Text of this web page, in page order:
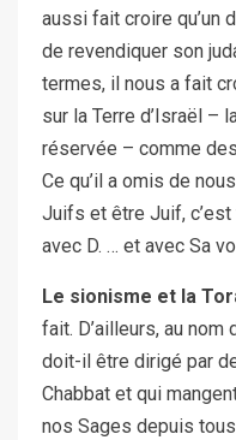
aussi fait croire qu’un
de revendiquer son
termes, il nous a fait
sur la Terre d’Israël –
réservée – comme
Ce qu’il a omis de
Juifs et être Juif,
avec D. … et avec Sa
Le sionisme et la
fait. D’ailleurs, au
doit-il être dirigé par
Chabbat et qui
nos Sages depuis